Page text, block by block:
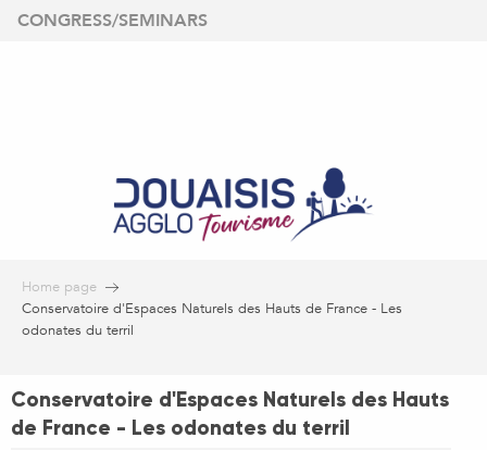
Aller
CONGRESS/SEMINARS
Home page
Conservatoire d'Espaces Naturels des Hauts de France - Les
odonates du terril
Conservatoire d'Espaces Naturels des Hauts
de France - Les odonates du terril